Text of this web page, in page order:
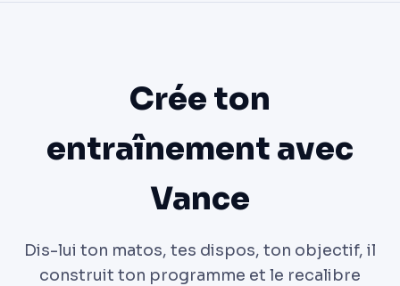
Crée ton
entraînement avec
Vance
Dis-lui ton matos, tes dispos, ton objectif, il
construit ton programme et le recalibre